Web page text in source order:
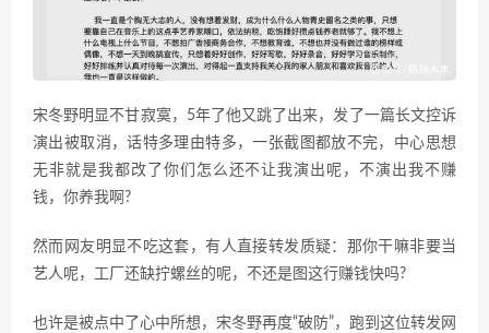
宋冬野明显不甘寂寞，5年了他又跳了出来，发了一篇长文控诉
演出被取消，话特多理由特多，一张截图都放不完，中心思想
无非就是我都改了你们怎么还不让我演出呢，不演出我不赚
钱，你养我啊?
然而网友明显不吃这套，有人直接转发质疑：那你干嘛非要当
艺人呢，工厂还缺拧螺丝的呢，不还是图这行赚钱快吗?
也许是被点中了心中所想，宋冬野再度“破防”，跑到这位转发网